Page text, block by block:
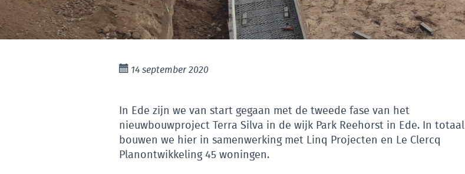
14 september 2020
In Ede zijn we van start gegaan met de tweede fase van het
nieuwbouwproject Terra Silva in de wijk Park Reehorst in Ede. In totaal
bouwen we hier in samenwerking met Linq Projecten en Le Clercq
Planontwikkeling 45 woningen.